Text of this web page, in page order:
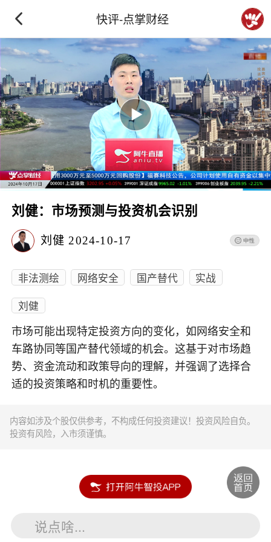
快评-点掌财经
刘健：市场预测与投资机会识别
刘健 2024-10-17
非法测绘 网络安全 国产替代
实战
刘健
市场可能出现特定投资方向的变化，如网络安全和
车路协同等国产替代领域的机会。这基于对市场趋
势、资金流动和政策导向的理解，并强调了选择合
适的投资策略和时机的重要性。
内容如涉及个股仅供参考，不构成任何投资建议！投资风险自负。
投资有风险，入市须谨慎。
说点啥...